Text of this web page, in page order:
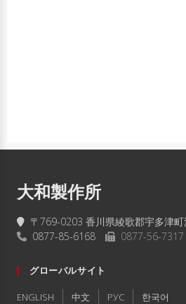
大和製作所
〒769-0203 香川県綾歌郡宇多津
0877-85-6168
0877-56-7317
グローバルサイト
ENGLISH 中文 РУC 한국어